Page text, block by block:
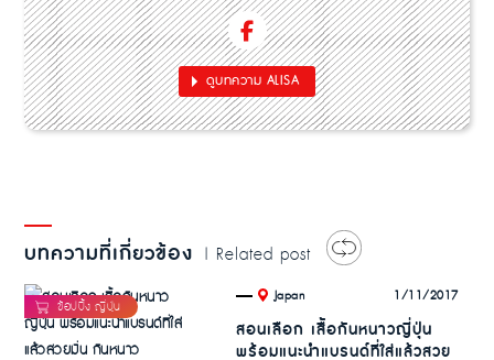
ดูบทความ ALISA
บทความที่เกี่ยวข้อง | Related post
. Japan 1/11/2017
สอนเลือก เสื้อกันหนาวญี่ปุ่น
พร้อมแนะนำแบรนด์ที่ใส่แล้วสวย